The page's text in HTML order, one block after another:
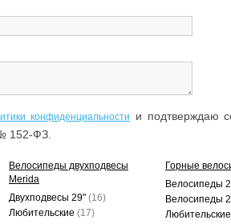
конфиденциальности
и подтверждаю
152-ФЗ.
Велосипеды двухподвесы
Merida
Двухподвесы 29" (16)
Любительские (17)
Горные
Велосипеды
Велосипеды